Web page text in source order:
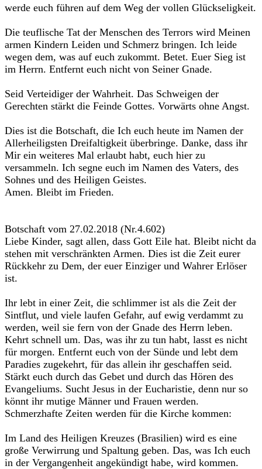
werde euch führen auf dem Weg der vollen Glückseligkeit.
Die teuflische Tat der Menschen des Terrors wird Meinen
armen Kindern Leiden und Schmerz bringen. Ich leide
wegen dem, was auf euch zukommt. Betet. Euer Sieg ist
im Herrn. Entfernt euch nicht von Seiner Gnade.
Seid Verteidiger der Wahrheit. Das Schweigen der
Gerechten stärkt die Feinde Gottes. Vorwärts ohne Angst.
Dies ist die Botschaft, die Ich euch heute im Namen der
Allerheiligsten Dreifaltigkeit überbringe. Danke, dass ihr
Mir ein weiteres Mal erlaubt habt, euch hier zu
versammeln. Ich segne euch im Namen des Vaters, des
Sohnes und des Heiligen Geistes.
Amen. Bleibt im Frieden.
Botschaft vom 27.02.2018 (Nr.4.602)
Liebe Kinder, sagt allen, dass Gott Eile hat. Bleibt nicht da
stehen mit verschränkten Armen. Dies ist die Zeit eurer
Rückkehr zu Dem, der euer Einziger und Wahrer Erlöser
ist.
Ihr lebt in einer Zeit, die schlimmer ist als die Zeit der
Sintflut, und viele laufen Gefahr, auf ewig verdammt zu
werden, weil sie fern von der Gnade des Herrn leben.
Kehrt schnell um. Das, was ihr zu tun habt, lasst es nicht
für morgen. Entfernt euch von der Sünde und lebt dem
Paradies zugekehrt, für das allein ihr geschaffen seid.
Stärkt euch durch das Gebet und durch das Hören des
Evangeliums. Sucht Jesus in der Eucharistie, denn nur so
könnt ihr mutige Männer und Frauen werden.
Schmerzhafte Zeiten werden für die Kirche kommen:
Im Land des Heiligen Kreuzes (Brasilien) wird es eine
große Verwirrung und Spaltung geben. Das, was Ich euch
in der Vergangenheit angekündigt habe, wird kommen.